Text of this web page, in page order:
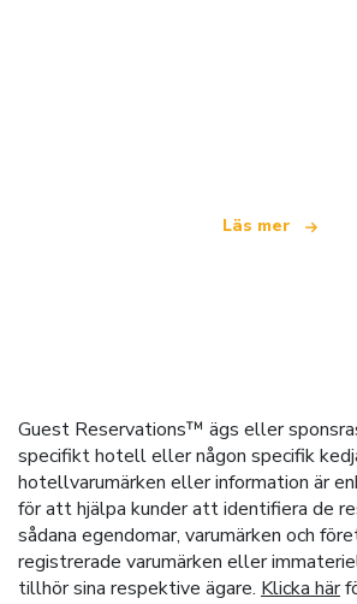
Läs mer
Guest Reservations™ ägs eller
specifikt hotell eller någon specifik
hotellvarumärken eller information är
för att hjälpa kunder att identifiera de
sådana egendomar, varumärken och
registrerade varumärken eller
tillhör sina respektive ägare. Klicka här